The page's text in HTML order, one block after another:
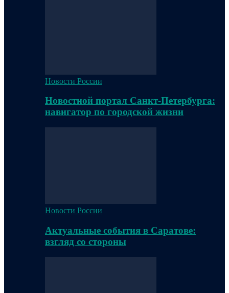
Новости России
Новостной портал Санкт-Петербурга:
навигатор по городской жизни
Новости России
Актуальные события в Саратове:
взгляд со стороны